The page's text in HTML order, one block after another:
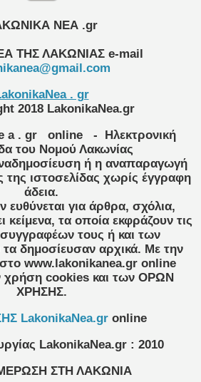
ΝΕΑ .gr
ΤΗΣ ΛΑΚΩΝΙΑΣ e-mail
. gr
2018 LakonikaNea.gr
a . gr
online
- Ηλεκτρονική
του Νομού Λακωνίας
ή η αναπαραγωγή
της ιστοσελίδας χωρίς έγγραφη
άδεια.
ευθύνεται για άρθρα, σχόλια,
κείμενα, τα οποία εκφράζουν τις
τους ή και των
δημοσίευσαν αρχικά. Με την
www.lakonikanea.gr online
χρήση cookies και των ΟΡΩΝ
ΧΡΗΣΗΣ.
LakonikaNea.gr online
LakonikaNea.gr : 2010
ΣΤΗ ΛΑΚΩΝΙΑ